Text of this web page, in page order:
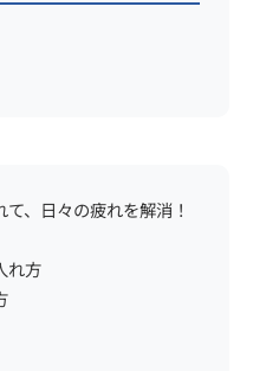
、日々の疲れを解消！
れ方